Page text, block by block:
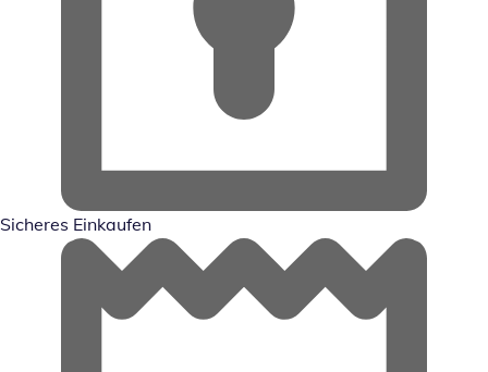
Sicheres Einkaufen